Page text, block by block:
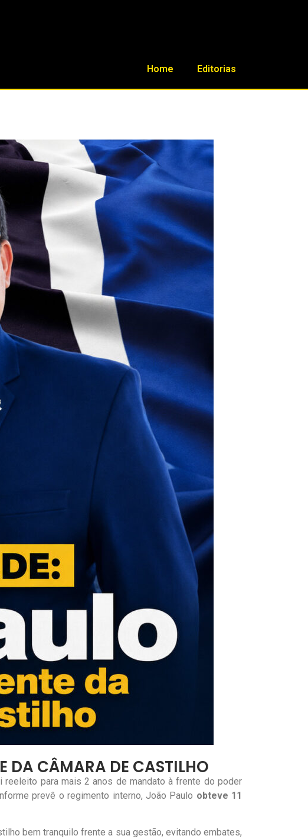
Home Editorias
DA CÂMARA DE CASTILHO
reeleito para mais 2 anos de mandato à frente do poder
prevê o regimento interno, João Paulo obteve 11
bem tranquilo frente a sua gestão, evitando embates,